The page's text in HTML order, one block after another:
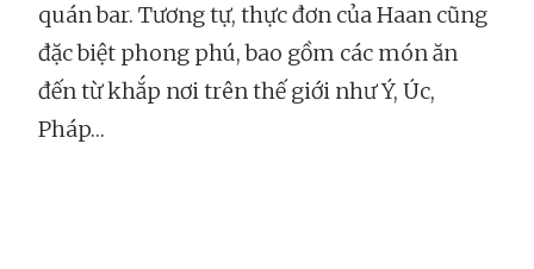
quán bar. Tương tự, thực đơn của Haan cũng
đặc biệt phong phú, bao gồm các món ăn
đến từ khắp nơi trên thế giới như Ý, Úc,
Pháp…